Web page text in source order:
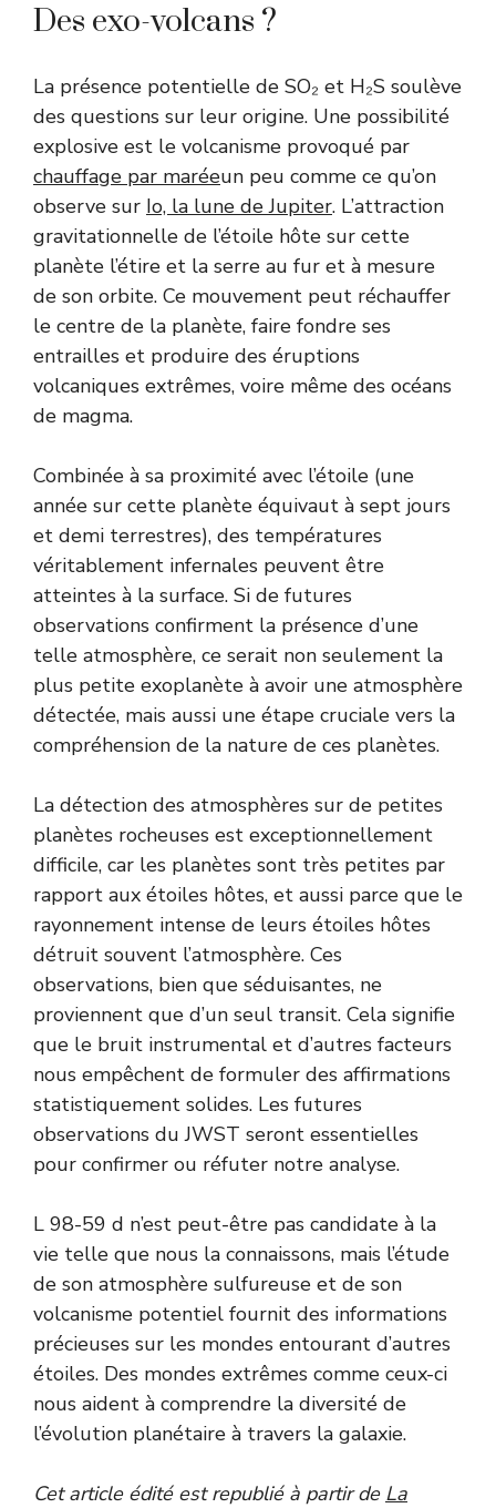
Des exo-volcans ?
La présence potentielle de SO₂ et H₂S soulève
des questions sur leur origine. Une possibilité
explosive est le volcanisme provoqué par
chauffage par maréeun peu comme ce qu’on
observe sur Io, la lune de Jupiter. L’attraction
gravitationnelle de l’étoile hôte sur cette
planète l’étire et la serre au fur et à mesure
de son orbite. Ce mouvement peut réchauffer
le centre de la planète, faire fondre ses
entrailles et produire des éruptions
volcaniques extrêmes, voire même des océans
de magma.
Combinée à sa proximité avec l’étoile (une
année sur cette planète équivaut à sept jours
et demi terrestres), des températures
véritablement infernales peuvent être
atteintes à la surface. Si de futures
observations confirment la présence d’une
telle atmosphère, ce serait non seulement la
plus petite exoplanète à avoir une atmosphère
détectée, mais aussi une étape cruciale vers la
compréhension de la nature de ces planètes.
La détection des atmosphères sur de petites
planètes rocheuses est exceptionnellement
difficile, car les planètes sont très petites par
rapport aux étoiles hôtes, et aussi parce que le
rayonnement intense de leurs étoiles hôtes
détruit souvent l’atmosphère. Ces
observations, bien que séduisantes, ne
proviennent que d’un seul transit. Cela signifie
que le bruit instrumental et d’autres facteurs
nous empêchent de formuler des affirmations
statistiquement solides. Les futures
observations du JWST seront essentielles
pour confirmer ou réfuter notre analyse.
L 98-59 d n’est peut-être pas candidate à la
vie telle que nous la connaissons, mais l’étude
de son atmosphère sulfureuse et de son
volcanisme potentiel fournit des informations
précieuses sur les mondes entourant d’autres
étoiles. Des mondes extrêmes comme ceux-ci
nous aident à comprendre la diversité de
l’évolution planétaire à travers la galaxie.
Cet article édité est republié à partir de La